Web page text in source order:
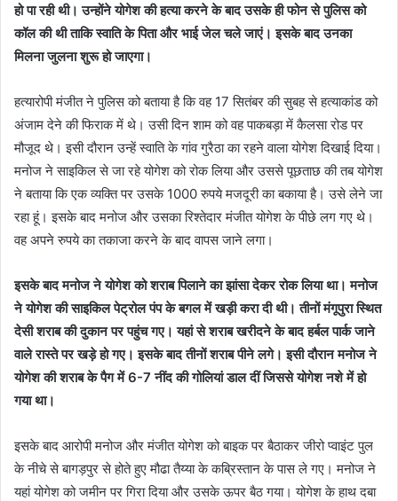
हो पा रही थी। उन्होंने योगेश की हत्या करने के बाद उसके ही फोन से पुलिस को
कॉल की थी ताकि स्वाति के पिता और भाई जेल चले जाएं। इसके बाद उनका
मिलना जुलना शुरू हो जाएगा।
हत्यारोपी मंजीत ने पुलिस को बताया है कि वह 17 सितंबर की सुबह से हत्याकांड को
अंजाम देने की फिराक में थे। उसी दिन शाम को वह पाकबड़ा में कैलसा रोड पर
मौजूद थे। इसी दौरान उन्हें स्वाति के गांव गुरैठा का रहने वाला योगेश दिखाई दिया।
मनोज ने साइकिल से जा रहे योगेश को रोक लिया और उससे पूछताछ की तब योगेश
ने बताया कि एक व्यक्ति पर उसके 1000 रुपये मजदूरी का बकाया है। उसे लेने जा
रहा हूं। इसके बाद मनोज और उसका रिश्तेदार मंजीत योगेश के पीछे लग गए थे।
वह अपने रुपये का तकाजा करने के बाद वापस जाने लगा।
इसके बाद मनोज ने योगेश को शराब पिलाने का झांसा देकर रोक लिया था। मनोज
ने योगेश की साइकिल पेट्रोल पंप के बगल में खड़ी करा दी थी। तीनों मंगूपुरा स्थित
देसी शराब की दुकान पर पहुंच गए। यहां से शराब खरीदने के बाद हर्बल पार्क जाने
वाले रास्ते पर खड़े हो गए। इसके बाद तीनों शराब पीने लगे। इसी दौरान मनोज ने
योगेश की शराब के पैग में 6-7 नींद की गोलियां डाल दीं जिससे योगेश नशे में हो
गया था।
इसके बाद आरोपी मनोज और मंजीत योगेश को बाइक पर बैठाकर जीरो प्वाइंट पुल
के नीचे से बागड़पुर से होते हुए मौढा तैय्या के कब्रिस्तान के पास ले गए। मनोज ने
यहां योगेश को जमीन पर गिरा दिया और उसके ऊपर बैठ गया। योगेश के हाथ दबा